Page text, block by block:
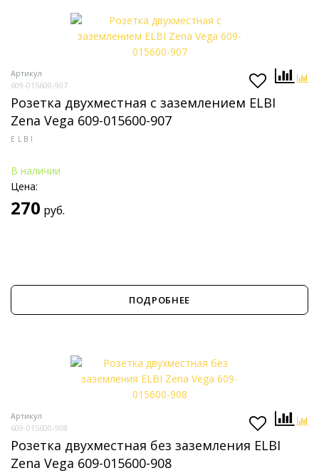
Артикул
609-015600-907
Розетка двухместная с заземлением ELBI
Zena Vega 609-015600-907
ELBI
В наличии
Цена:
270 руб.
ПОДРОБНЕЕ
Артикул
609-015600-908
Розетка двухместная без заземления ELBI
Zena Vega 609-015600-908